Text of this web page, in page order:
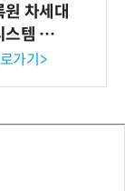
차세대
템 구축
가기>